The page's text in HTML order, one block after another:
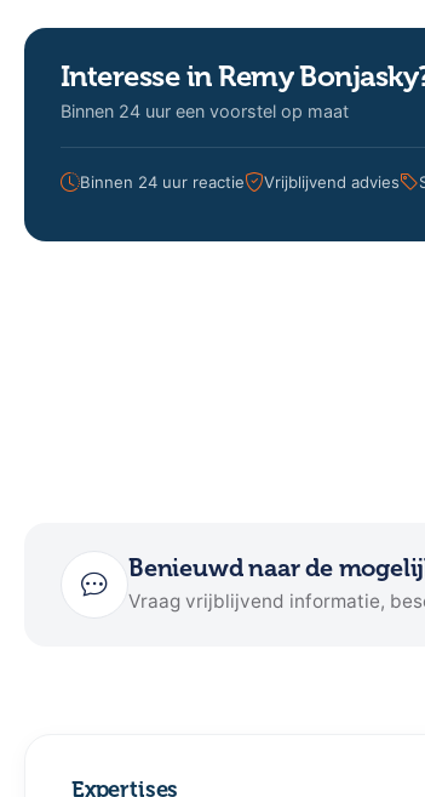
Interesse in Remy
Binnen 24 uur een voorstel op maat
Binnen 24 uur reactie Vrijblijvend advies
Benieuwd naar de
Vraag vrijblijvend informatie,
Expertises